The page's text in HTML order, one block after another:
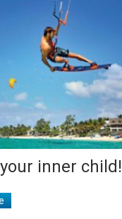
inner child!